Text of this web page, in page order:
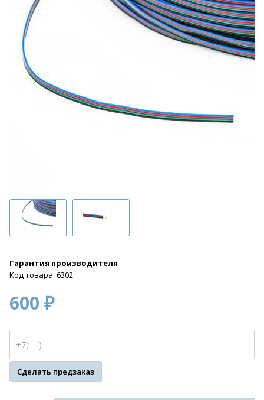
Гарантия производителя
Код товара: 6302
600 ₽
Сделать предзаказ